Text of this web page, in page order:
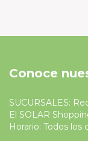
Conoce
SUCURSALES:
El SOLAR
Horario: Todos los